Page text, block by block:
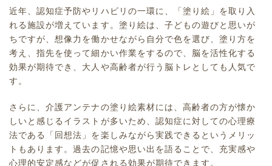
近年、認知症予防やリハビリの一環に、「塗り絵」を取り入
れる施設が増えています。塗り絵は、子どもの遊びと思いが
ちですが、想像力を働かせながら自分で色を選び、塗り方を
考え、指先を使って細かい作業をするので、脳を活性化する
効果が期待でき、大人や高齢者が行う脳トレとしても人気で
す。
さらに、介護アンテナの塗り絵素材には、高齢者の方が懐か
しいと感じるイラストが多いため、認知症に対しての心理療
法である「回想法」を楽しみながら実践できるというメリッ
トもあります。過去の記憶や思い出を語ることで、充実感や
心理的安定感などが促される効果が期待できます。